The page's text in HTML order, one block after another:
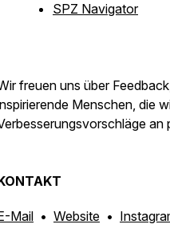
SPZ Navigator
freuen uns über
Menschen, die
an
Mail • Website •